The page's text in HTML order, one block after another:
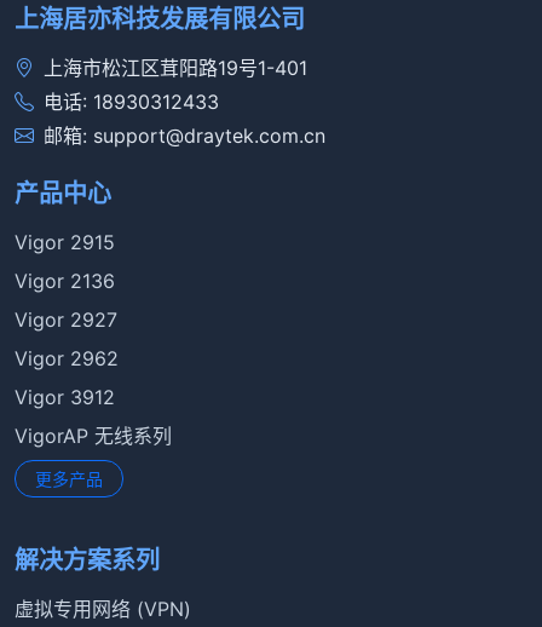
上海居亦科技发展有限公司
上海市松江区茸阳路19号1-401
电话: 18930312433
邮箱: support@draytek.com.cn
产品中心
Vigor 2915
Vigor 2136
Vigor 2927
Vigor 2962
Vigor 3912
VigorAP 无线系列
更多产品
解决方案系列
虚拟专用网络 (VPN)